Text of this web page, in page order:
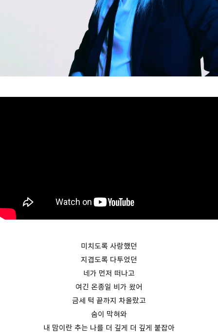
미치도록 사랑했던
지겹도록 다투었던
네가 먼저 떠나고
여긴 온종일 비가 왔어
금세 턱 끝까지 차올랐고
숨이 막혀와
내 맘이란 추는 나를 더 깊게 더 깊게 붙잡아